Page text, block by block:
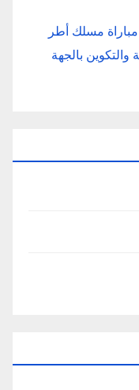
مسلك أطر
والتكوين بالجهة